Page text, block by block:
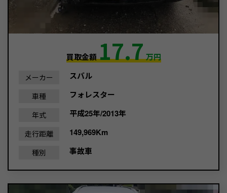
買取金額17.7万円
メーカー スバル
車種 フォレスター
年式 平成25年/2013年
走行距離 149,969Km
種別 事故車